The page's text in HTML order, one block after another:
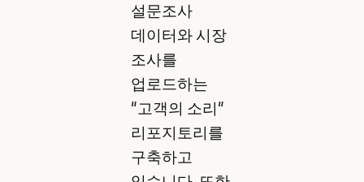
설문조사
데이터와 시장
조사를
업로드하는
"고객의 소리"
리포지토리를
구축하고